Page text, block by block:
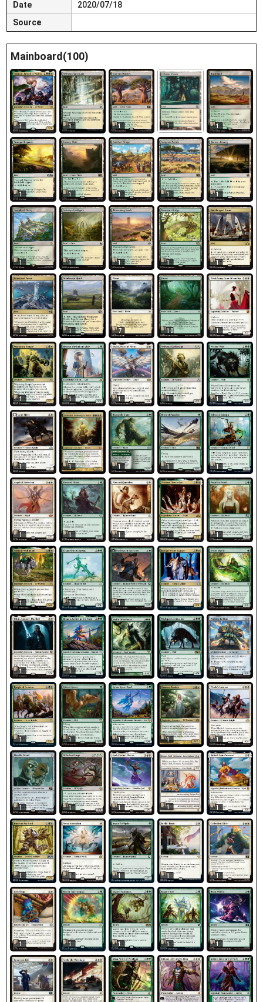
Date
2020/07/18
Source
Mainboard(100)
1 1 1 1 1
1 1 1 1 1
1 1 1 1 1
1 1 7 10 1
1 1 1 1 1
1 1 1 1 1
1 1 1 1 1
1 1 1 1 1
1 1 1 1 1
1 1 1 1 1
1 1 1 1 1
1 1 1 1 1
1 1 1 1 1